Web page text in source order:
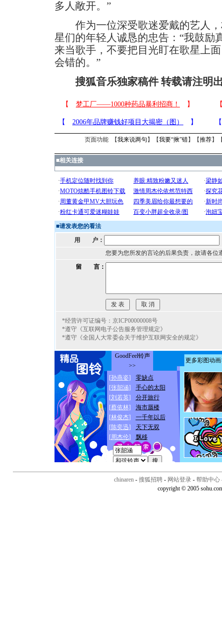
多人敞开。”
作为一位深受歌迷爱戴的艺人，
星们的年轻人诚恳的忠告：“我鼓励
来当歌手，不要把目光盯在歌星上
会错的。”
搜狐音乐独家稿件 转载请注明
页面功能 【我来说两句 】【我要“揪”错】【推荐】
■相关连接
■请发表您的看法
用 户：
您要为您所发的言论的后果负责，故请各位
留 言：
*经营许可证编号：京ICP00000008号
*遵守《互联网电子公告服务管理规定》
*遵守《全国人大常委会关于维护互联网安全的规定》
chinaren - 搜狐招聘 - 网站登录 - 帮助中心
copyright © 2005